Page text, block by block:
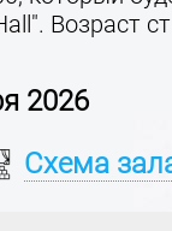
Возраст
2026
Схема